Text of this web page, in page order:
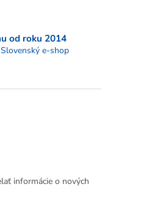
od roku 2014
e-shop
informácie o nových